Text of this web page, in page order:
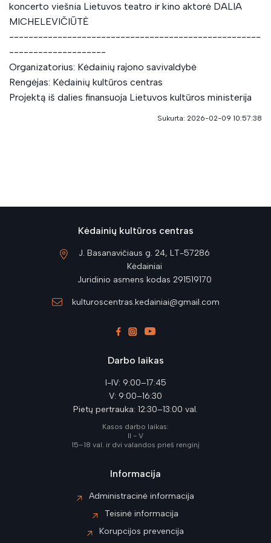
koncerto viešnia Lietuvos teatro ir kino aktorė DALIA
MICHELEVIČIŪTĖ
----------------------------------------------------
--------------------
Organizatorius: Kėdainių rajono savivaldybė
Rengėjas: Kėdainių kultūros centras
Projektą iš dalies finansuoja Lietuvos kultūros ministerija
Sukurta: 2026-02-09 10:57:38
Kėdainių kultūros centras
J. Basanavičiaus g. 24, LT-57286
Kėdainiai
Juridinio asmens kodas 291519170
kulturoscentras.kedainiai@gmail.com
Darbo laikas
I-IV: 9:00–17:45
V: 9:00–16:30
Pietų pertrauka: 12:30–13:00 val.
Kasos darbo laikas:
II - V
15–18 val. ir dvi valandos prieš renginį
Informacija
Administracinė informacija
Teisinė informacija
Korupcijos prevencija